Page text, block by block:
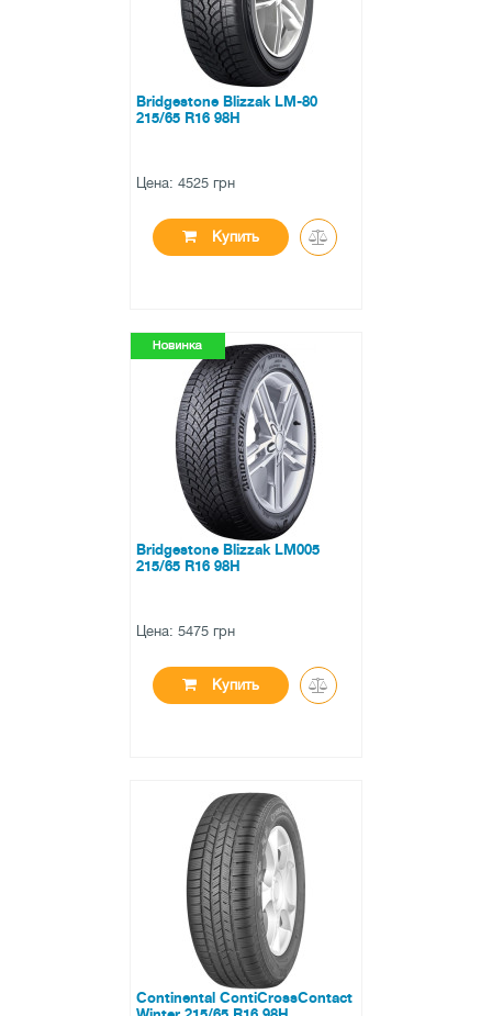
Bridgestone Blizzak LM-80
215/65 R16 98H
Цена: 4525 грн
Купить
●есть в наличии
0 отзывов
Bridgestone Blizzak LM005
215/65 R16 98H
Цена: 5475 грн
Купить
есть в наличии
0 отзывов
Continental ContiCrossContact